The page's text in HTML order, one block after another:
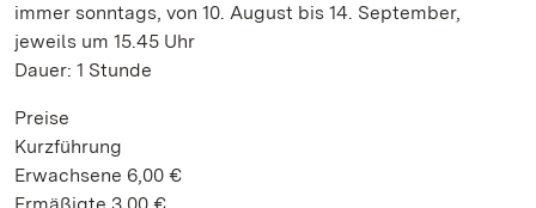
immer sonntags, von 10. August bis 14. September,
jeweils um 15.45 Uhr
Dauer: 1 Stunde
Preise
Kurzführung
Erwachsene 6,00 €